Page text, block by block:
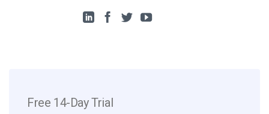
Free 14-Day Trial